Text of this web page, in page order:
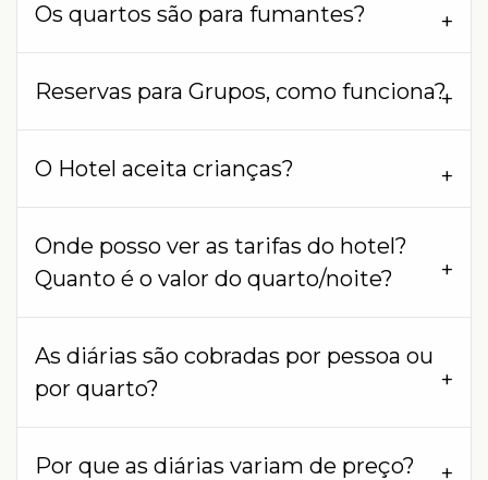
Os quartos são para fumantes?
Reservas para Grupos, como funciona?
O Hotel aceita crianças?
Onde posso ver as tarifas do hotel?
Quanto é o valor do quarto/noite?
As diárias são cobradas por pessoa ou
por quarto?
Por que as diárias variam de preço?